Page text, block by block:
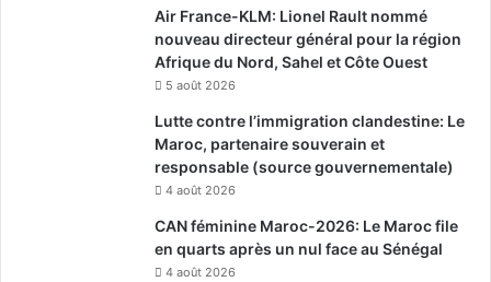
Air France-KLM: Lionel Rault nommé
nouveau directeur général pour la région
Afrique du Nord, Sahel et Côte Ouest
5 août 2026
Lutte contre l’immigration clandestine: Le
Maroc, partenaire souverain et
responsable (source gouvernementale)
4 août 2026
CAN féminine Maroc-2026: Le Maroc file
en quarts après un nul face au Sénégal
4 août 2026